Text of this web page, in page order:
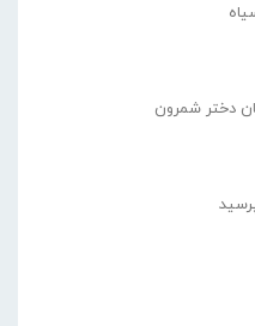
دختر شمرون